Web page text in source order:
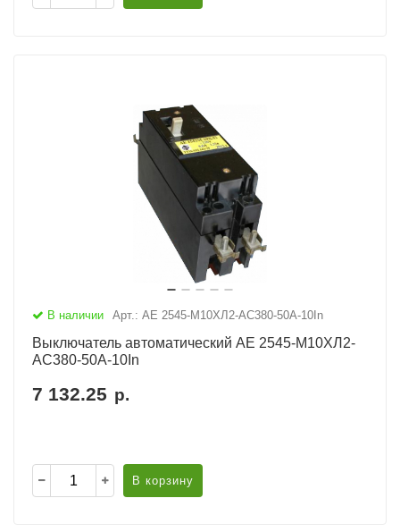
В наличии Арт.: АЕ 2545-М10ХЛ2-AC380-50А-10In
Выключатель автоматический АЕ 2545-М10ХЛ2-
AC380-50А-10In
7 132.25 р.
В корзину